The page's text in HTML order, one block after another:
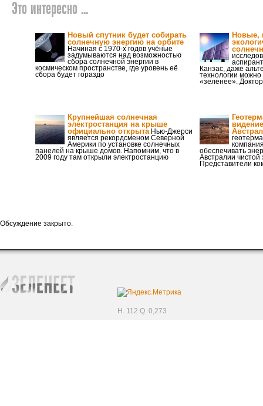
Это интересно ...
Новый спутник будет собирать
солнечную энергию на орбите
Начиная с 1970-х годов учёные
задумываются над возможностью
сбора солнечной энергии в
космическом пространстве, где уровень её
сбора будет гораздо
Новые,
Канзас, даже
технологии можно
«зеленее».
Крупнейшая солнечная
электростанция на крыше
официально открытаНью-Джерси
является рекордсменом Северной
Америки по установке солнечных
панелей на крыше домов. Напомним, что в
2009 году там открыли электростанцию
обеспечивать
Австралии чистой
Представители
Обсуждение закрыто.
H. 112 Q. 0,273